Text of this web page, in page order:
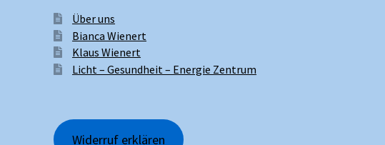
Über uns
Bianca Wienert
Klaus Wienert
Licht – Gesundheit – Energie Zentrum
Widerruf erklären